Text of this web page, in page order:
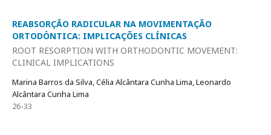
REABSORÇÃO RADICULAR NA MOVIMENTAÇÃO
ORTODÔNTICA: IMPLICAÇÕES CLÍNICAS
ROOT RESORPTION WITH ORTHODONTIC MOVEMENT:
CLINICAL IMPLICATIONS
Marina Barros da Silva, Célia Alcântara Cunha Lima, Leonardo
Alcântara Cunha Lima
26-33